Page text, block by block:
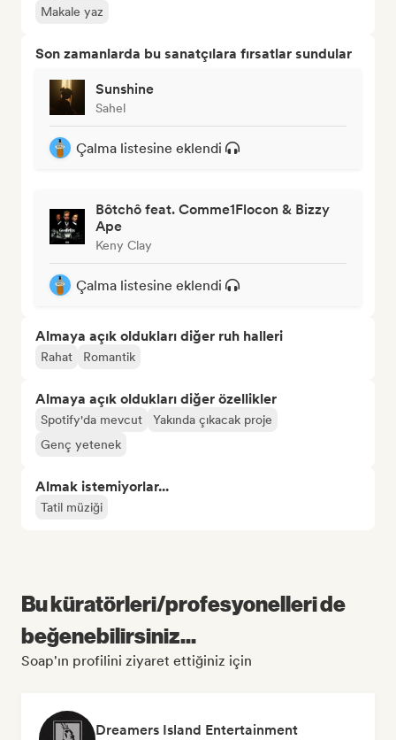
Makale yaz
Son zamanlarda bu sanatçılara fırsatlar sundular
Sunshine
Sahel
Çalma listesine eklendi
Bôtchô feat. Comme1Flocon & Bizzy
Ape
Keny Clay
Çalma listesine eklendi
Almaya açık oldukları diğer ruh halleri
Rahat Romantik
Almaya açık oldukları diğer özellikler
Spotify'da mevcut
Yakında çıkacak proje
Genç yetenek
Almak istemiyorlar...
Tatil müziği
Bu küratörleri/profesyonelleri de
beğenebilirsiniz...
Soap'ın profilini ziyaret ettiğiniz için
Dreamers Island Entertainment